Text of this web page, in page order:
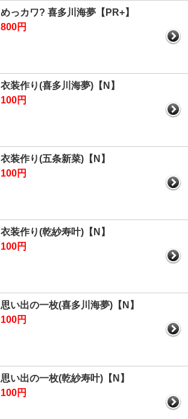
めっカワ? 喜多川海夢【PR+】
800円
衣装作り(喜多川海夢)【N】
100円
衣装作り(五条新菜)【N】
100円
衣装作り(乾紗寿叶)【N】
100円
思い出の一枚(喜多川海夢)【N】
100円
思い出の一枚(乾紗寿叶)【N】
100円